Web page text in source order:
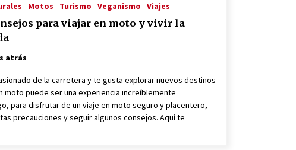
atrás
Motos Turismo Veganismo Viajes
para viajar en moto y vivir la
atrás
de la carretera y te gusta explorar nuevos destinos
moto puede ser una experiencia increíblemente
para disfrutar de un viaje en moto seguro y placentero,
precauciones y seguir algunos consejos. Aquí te